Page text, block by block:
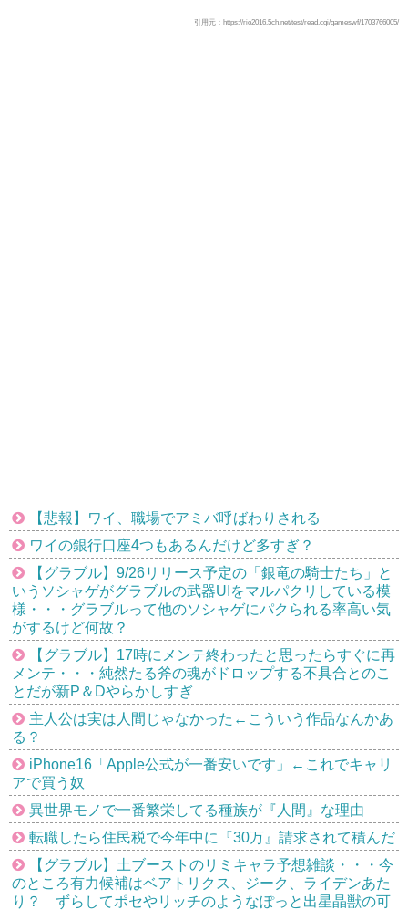
引用元：https://rio2016.5ch.net/test/read.cgi/gameswf/1703766005/
【悲報】ワイ、職場でアミバ呼ばわりされる
ワイの銀行口座4つもあるんだけど多すぎ？
【グラブル】9/26リリース予定の「銀竜の騎士たち」と
いうソシャゲがグラブルの武器UIをマルパクリしている模
様・・・グラブルって他のソシャゲにパクられる率高い気
がするけど何故？
【グラブル】17時にメンテ終わったと思ったらすぐに再
メンテ・・・純然たる斧の魂がドロップする不具合とのこ
とだが新P＆Dやらかしすぎ
主人公は実は人間じゃなかった←こういう作品なんかあ
る？
iPhone16「Apple公式が一番安いです」←これでキャリ
アで買う奴
異世界モノで一番繁栄してる種族が『人間』な理由
転職したら住民税で今年中に『30万』請求されて積んだ
【グラブル】土ブーストのリミキャラ予想雑談・・・今
のところ有力候補はベアトリクス、ジーク、ライデンあた
り？ ずらしてポセやリッチのようなぽっと出星晶獣の可